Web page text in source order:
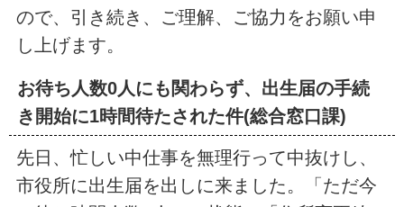
ので、引き続き、ご理解、ご協力をお願い申
し上げます。
お待ち人数0人にも関わらず、出生届の手続
き開始に1時間待たされた件(総合窓口課)
先日、忙しい中仕事を無理行って中抜けし、
市役所に出生届を出しに来ました。「ただ今